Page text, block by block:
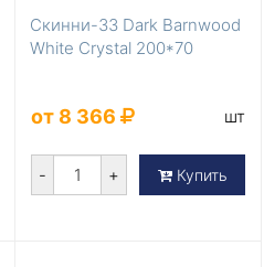
Скинни-33 Dark Barnwood
White Сrystal 200*70
от 8 366 шт
- + Купить